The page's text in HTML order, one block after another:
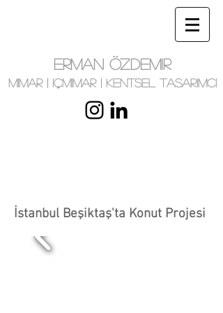
ERMAN ÖZDEMIR
MIMAR | IÇMIMAR | KENTSEL TASARIMCI
İstanbul Beşiktaş'ta Konut Projesi